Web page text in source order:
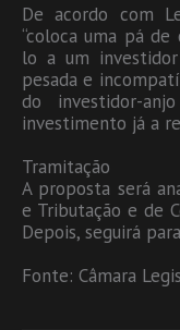
De acordo com
“coloca uma pá
lo a um
pesada e
do investidor-
investimento já a
Tramitação
A proposta será
e Tributação e de
Depois, seguirá
Fonte: Câmara